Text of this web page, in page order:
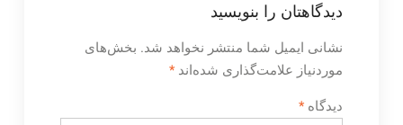
دیدگاهتان را بنویسید
نشانی ایمیل شما منتشر نخواهد شد. بخش‌های
موردنیاز علامت‌گذاری شده‌اند *
دیدگاه *